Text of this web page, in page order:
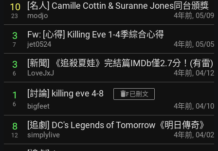
10
23
[名人] Camille Cottin & Suranne Jones同台頒獎
modjo 4年前, 05/09
3
7
Fw: [心得] Killing Eve 1-4季綜合心得
jet0524 4年前, 05/05
3
6
[新聞] 《追殺夏娃》完結篇IMDb僅2.7分！(有雷)
LoveJxJ 4年前, 04/12
1
6
[討論] killing eve 4-8 已刪文
bigfeet 4年前, 04/10
8
12
[追劇] DC's Legends of Tomorrow《明日傳奇》
simplylive 4年前, 04/02